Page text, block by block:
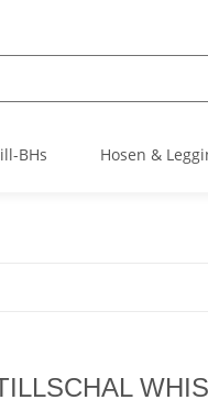
BHs Hosen &